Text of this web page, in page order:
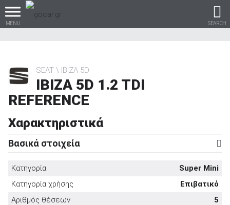
MENU SEARCH
Βρες τα πάντα για το
αυτοκίνητο!
SEAT IBIZA 5D
IBIZA 5D 1.2 TDI
REFERENCE
Χαρακτηριστικά
Βασικά στοιχεία
Κατηγορία
Super Mini
Κατηγορία χρήσης
Επιβατικό
Αριθμός θέσεων
5